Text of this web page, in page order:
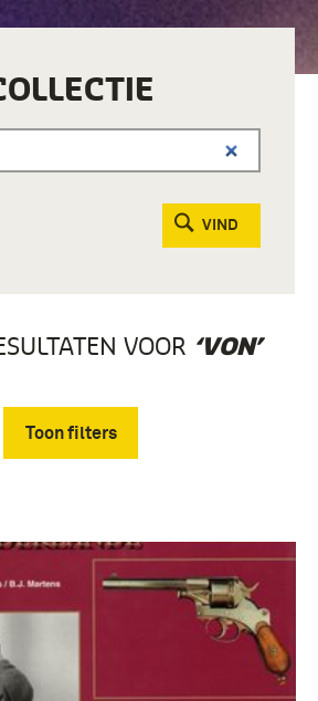
VIND
VOOR ‘VON’
Toon filters